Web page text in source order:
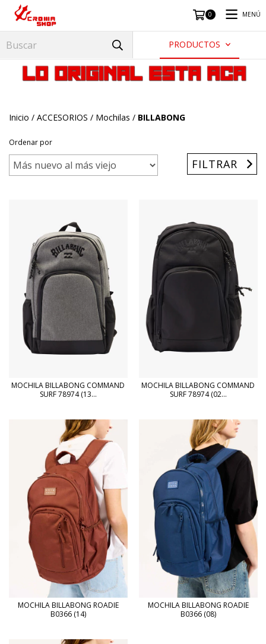
0 MENÚ
PRODUCTOS
Inicio / ACCESORIOS / Mochilas / BILLABONG
Ordenar por
FILTRAR
MOCHILA BILLABONG COMMAND
SURF 78974 (13...
MOCHILA BILLABONG COMMAND
SURF 78974 (02...
MOCHILA BILLABONG ROADIE
B0366 (14)
MOCHILA BILLABONG ROADIE
B0366 (08)